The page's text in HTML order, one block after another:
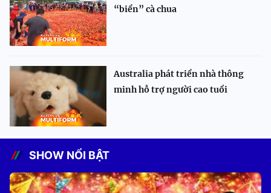
“biển” cà chua
Australia phát triển nhà thông
minh hỗ trợ người cao tuổi
SHOW NỔI BẬT